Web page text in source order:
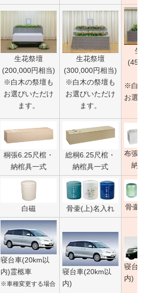
生花祭壇
(200,000円相当)
※白木の祭壇も
お選びいただけ
ます。
生花祭壇
(300,000円相当)
※白木の祭壇も
お選びいただけ
ます。
生
※白
お選
桐張6.25尺棺・
納棺具一式
総桐6.25尺棺・
納棺具一式
布張
納
白磁 骨壷(上)名入れ 骨壷(
寝台車(20km以
内)霊柩車
※車種変更する場合
寝台車(20km以
内)
寝台
内)